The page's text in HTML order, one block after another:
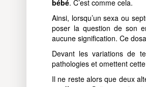
bébé. C’est comme cela.
Ainsi, lorsqu’un sexa ou
poser la question de son
aucune signification. Ce
Devant les variations de
pathologies et omettent
Il ne reste alors que deux